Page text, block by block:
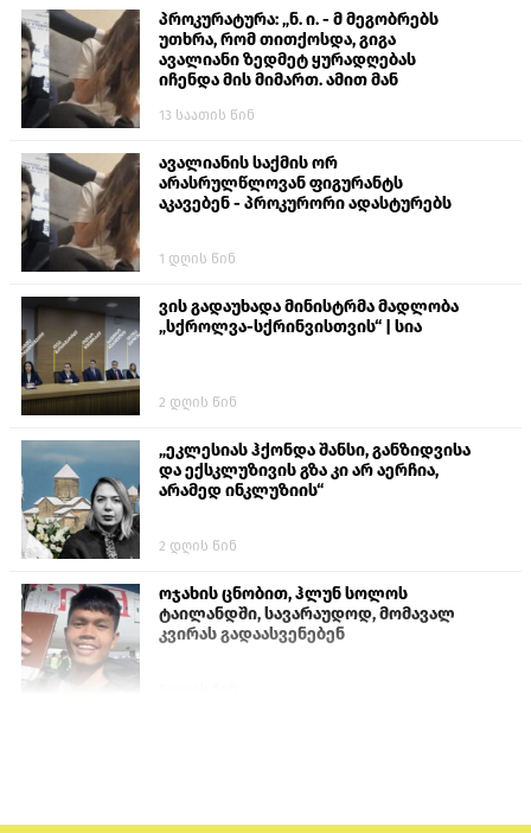
პროკურატურა: „ნ. ი. - მ მეგობრებს
უთხრა, რომ თითქოსდა, გიგა
ავალიანი ზედმეტ ყურადღებას
იჩენდა მის მიმართ. ამით მან
თავს დასხმოდა გიგა ავალიანს“
13 საათის წინ
ავალიანის საქმის ორ
არასრულწლოვან ფიგურანტს
აკავებენ - პროკურორი ადასტურებს
1 დღის წინ
ვის გადაუხადა მინისტრმა მადლობა
„სქროლვა-სქრინვისთვის“ | სია
2 დღის წინ
„ეკლესიას ჰქონდა შანსი, განზიდვისა
და ექსკლუზივის გზა კი არ აერჩია,
არამედ ინკლუზიის“
2 დღის წინ
ოჯახის ცნობით, ჰლუნ სოლოს
ტაილანდში, სავარაუდოდ, მომავალ
კვირას გადაასვენებენ